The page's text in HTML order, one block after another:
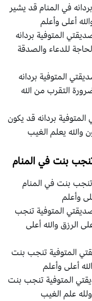
في المنام قد يشير
أعلى وأعلم
المتوفية بردانه
للدعاء والصدقة
المتوفية بردانه
التقرب من الله
المتوفية بردانه قد يكون
والله يعلم الغيب
بنت في المنام
بنت في المنام
وأعلم
المتوفية تنجب
الرزق والله أعلى
المتوفية تنجب بنت
أعلى وأعلم
المتوفية تنجب بنت
علم الغيب